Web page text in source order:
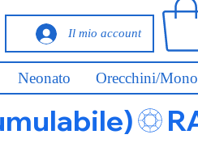
Il mio account
Neonato Orecchini/Mono